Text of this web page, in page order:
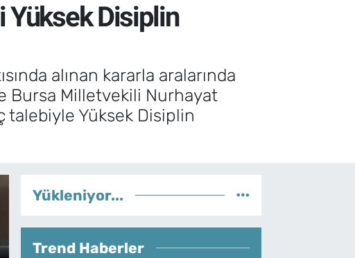
Yüksek Disiplin
alınan kararla aralarında
Bursa Milletvekili Nurhayat
Yüksek Disiplin
Yükleniyor...
Trend Haberler